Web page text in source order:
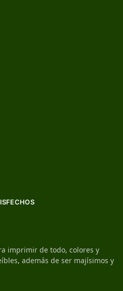
imprimir de todo, colores y
además de ser majísimos y